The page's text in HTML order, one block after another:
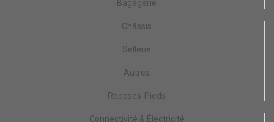
Bagagerie
Châssis
Sellerie
Autres
Reposes-Pieds
Connectivité & Électricité